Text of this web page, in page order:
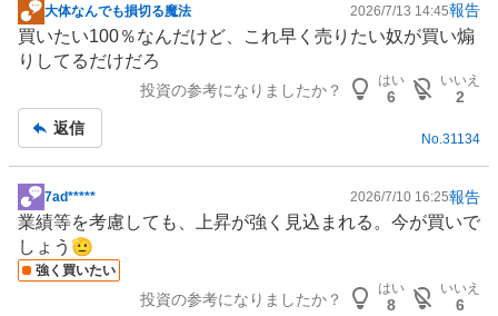
掲
示
板
大体なんでも損切る魔法 2026/7/13 14:45報告
買いたい100％なんだけど、これ早く売りたい奴が買い煽
りしてるだけだろ
投資の参考になりましたか？
はい
6
いいえ
2
返信
No.31134
掲
示
板
記
7ad***** 2026/7/10 16:25報告
業績等を考慮しても、上昇が強く見込まれる。今が買いで
しょう🫡
強く買いたい
投資の参考になりましたか？
はい
8
いいえ
6